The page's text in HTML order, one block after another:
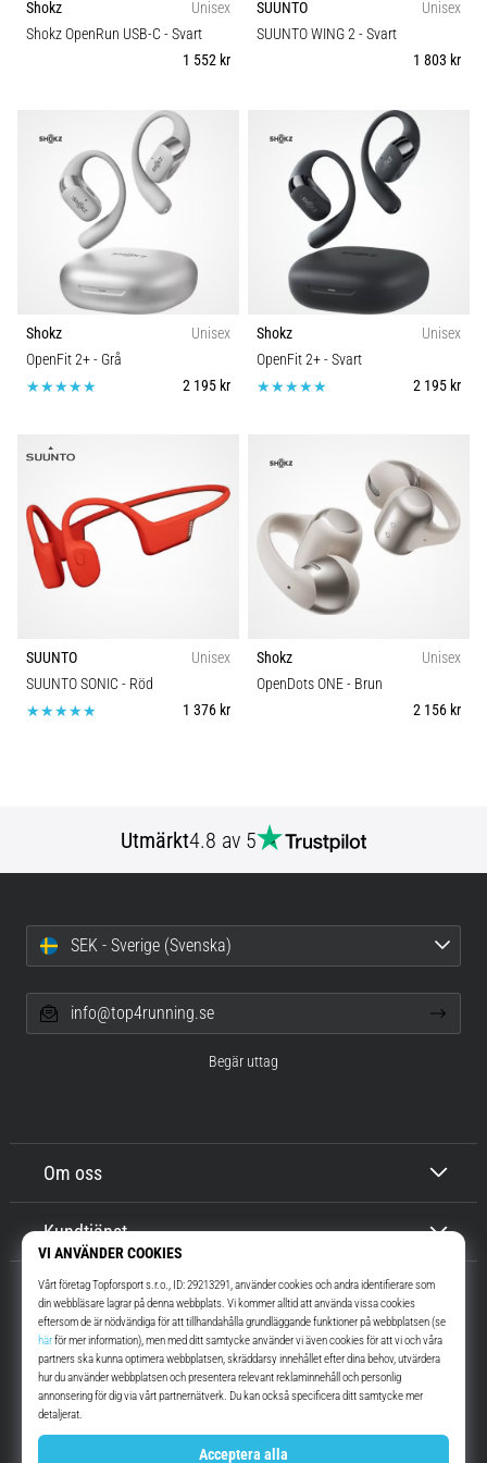
Shokz
Unisex
Shokz OpenRun USB-C - Svart
1 552 kr
SUUNTO
Unisex
SUUNTO WING 2- Svart
1 803 kr
Shokz
Unisex
OpenFit 2+- Grå
2 195 kr
Shokz
Unisex
OpenFit 2+- Svart
2 195 kr
SUUNTO
Unisex
SUUNTO SONIC - Röd
1 376 kr
Shokz
Unisex
OpenDots ONE- Brun
2 156 kr
Utmärkt4.8 av 5
Top4Running.se
I mer än 16 år vi har vi motiverat dig att gå ut och springa. Snabbare. Med
Om oss
Kundtjänst
SEK - Sverige (Svenska)
info@top4running.se
Begär uttag